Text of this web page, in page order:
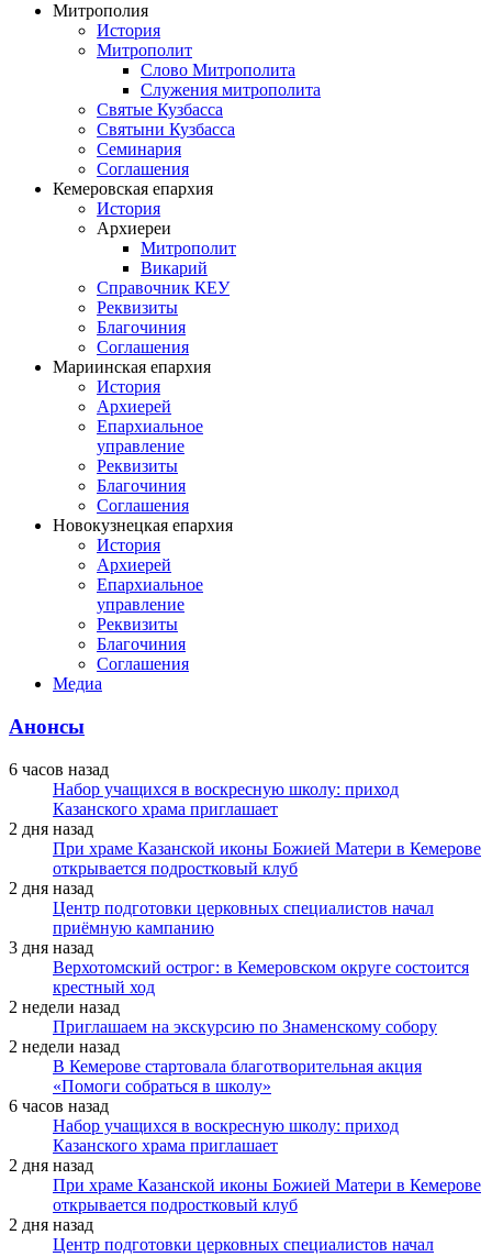
Митрополия
История
Митрополит
Слово Митрополита
Служения митрополита
Святые Кузбасса
Святыни Кузбасса
Семинария
Соглашения
Кемеровская епархия
История
Архиереи
Митрополит
Викарий
Справочник КЕУ
Реквизиты
Благочиния
Соглашения
Мариинская епархия
История
Архиерей
Епархиальное
управление
Реквизиты
Благочиния
Соглашения
Новокузнецкая епархия
История
Архиерей
Епархиальное
управление
Реквизиты
Благочиния
Соглашения
Медиа
Анонсы
6 часов назад
Набор учащихся в воскресную школу: приход
Казанского храма приглашает
2 дня назад
При храме Казанской иконы Божией Матери в Кемерове
открывается подростковый клуб
2 дня назад
Центр подготовки церковных специалистов начал
приёмную кампанию
3 дня назад
Верхотомский острог: в Кемеровском округе состоится
крестный ход
2 недели назад
Приглашаем на экскурсию по Знаменскому собору
2 недели назад
В Кемерове стартовала благотворительная акция
«Помоги собраться в школу»
6 часов назад
Набор учащихся в воскресную школу: приход
Казанского храма приглашает
2 дня назад
При храме Казанской иконы Божией Матери в Кемерове
открывается подростковый клуб
2 дня назад
Центр подготовки церковных специалистов начал